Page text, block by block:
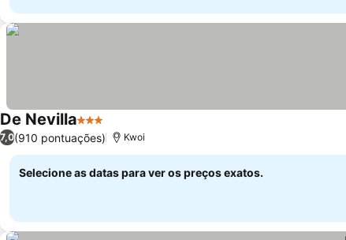
De Nevilla3 EstrelasVer preços
7,0(910 pontuações) Kwoi
Selecione as datas para ver os preços exatos.